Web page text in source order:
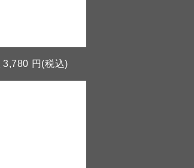
3,780 円(税込)